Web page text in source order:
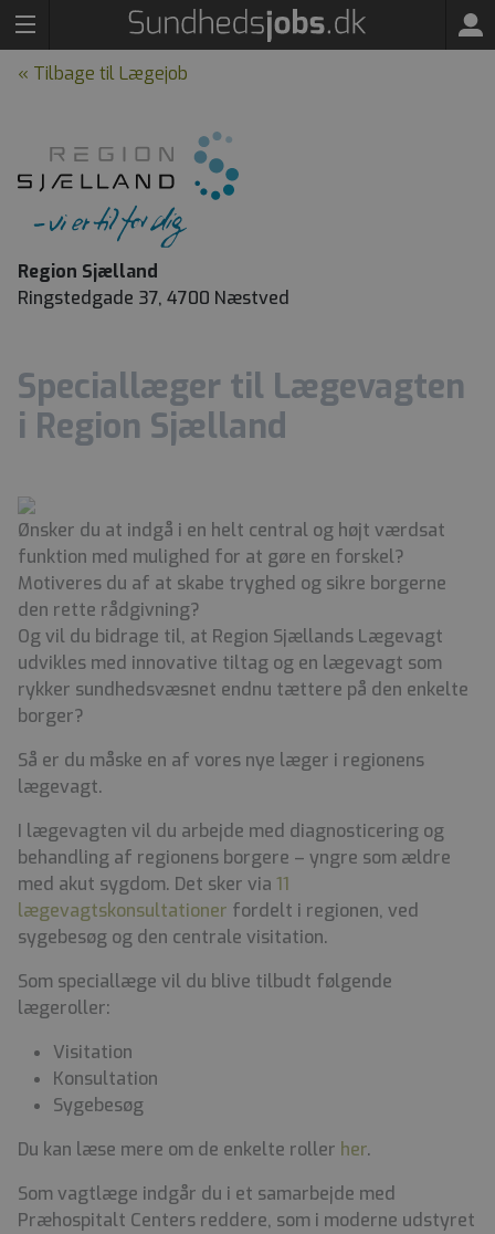
« Tilbage til Lægejob
Region Sjælland
Ringstedgade 37, 4700 Næstved
Speciallæger til Lægevagten
i Region Sjælland
Ønsker du at indgå i en helt central og højt værdsat
funktion med mulighed for at gøre en forskel?
Motiveres du af at skabe tryghed og sikre borgerne
den rette rådgivning?
Og vil du bidrage til, at Region Sjællands Lægevagt
udvikles med innovative tiltag og en lægevagt som
rykker sundhedsvæsnet endnu tættere på den enkelte
borger?
Så er du måske en af vores nye læger i regionens
lægevagt.
I lægevagten vil du arbejde med diagnosticering og
behandling af regionens borgere – yngre som ældre
med akut sygdom. Det sker via 11
lægevagtskonsultationer fordelt i regionen, ved
sygebesøg og den centrale visitation.
Som speciallæge vil du blive tilbudt følgende
lægeroller:
Visitation
Konsultation
Sygebesøg
Du kan læse mere om de enkelte roller her.
Som vagtlæge indgår du i et samarbejde med
Præhospitalt Centers reddere, som i moderne udstyret